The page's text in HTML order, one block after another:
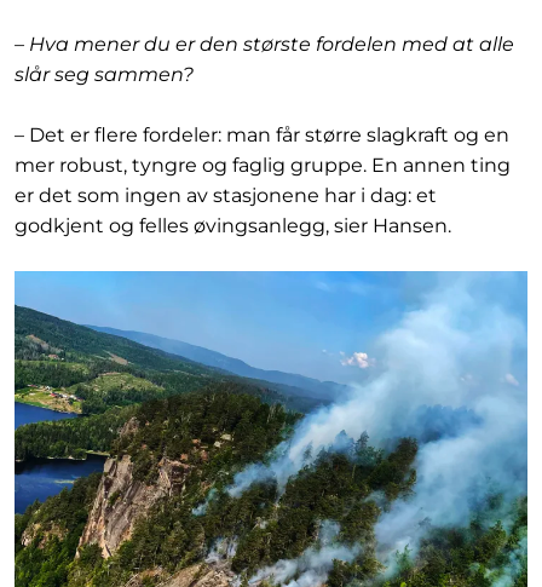
– Hva mener du er den største fordelen med at alle
slår seg sammen?
– Det er flere fordeler: man får større slagkraft og en
mer robust, tyngre og faglig gruppe. En annen ting
er det som ingen av stasjonene har i dag: et
godkjent og felles øvingsanlegg, sier Hansen.